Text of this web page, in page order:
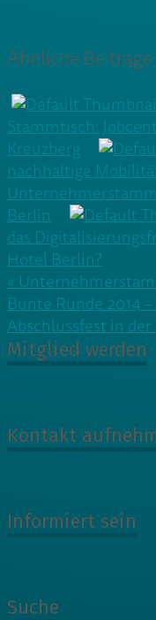
Ähnliche Beiträge
Stammtisch:
Kreuzberg
nachhaltige
Berlin
das
Hotel Berlin?
«
Bunte Runde 2014
Abschlussfest in
Mitglied werden
Kontakt
Informiert sein
Suche